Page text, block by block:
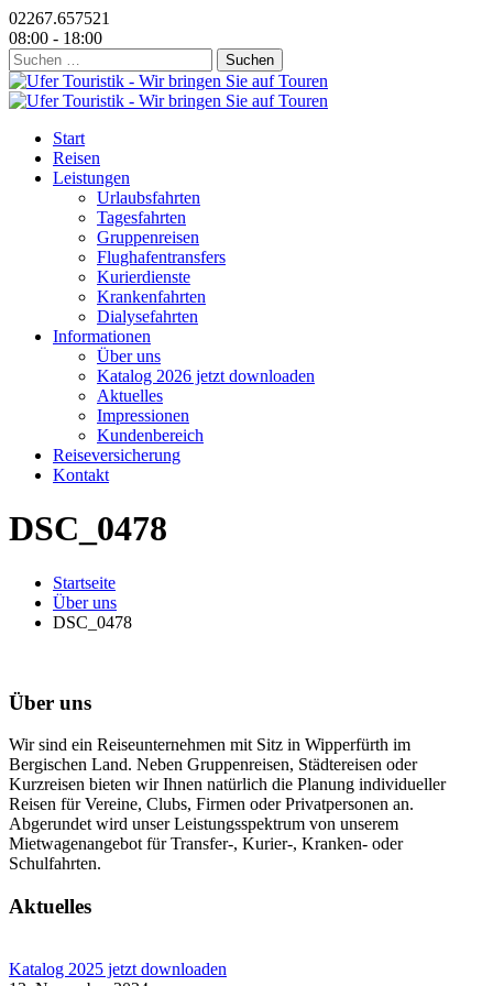
02267.657521
08:00 - 18:00
Suchen
nach:
Start
Reisen
Leistungen
Urlaubsfahrten
Tagesfahrten
Gruppenreisen
Flughafentransfers
Kurierdienste
Krankenfahrten
Dialysefahrten
Informationen
Über uns
Katalog 2026 jetzt downloaden
Aktuelles
Impressionen
Kundenbereich
Reiseversicherung
Kontakt
DSC_0478
Startseite
Über uns
DSC_0478
Über uns
Wir sind ein Reiseunternehmen mit Sitz in Wipperfürth im
Bergischen Land. Neben Gruppenreisen, Städtereisen oder
Kurzreisen bieten wir Ihnen natürlich die Planung individueller
Reisen für Vereine, Clubs, Firmen oder Privatpersonen an.
Abgerundet wird unser Leistungsspektrum von unserem
Mietwagenangebot für Transfer-, Kurier-, Kranken- oder
Schulfahrten.
Aktuelles
Katalog 2025 jetzt downloaden